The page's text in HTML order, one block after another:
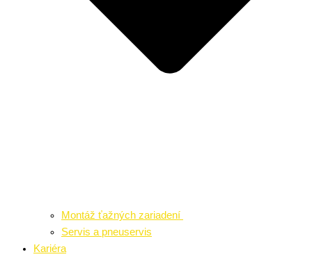
Montáž ťažných zariadení
Servis a pneuservis
Kariéra